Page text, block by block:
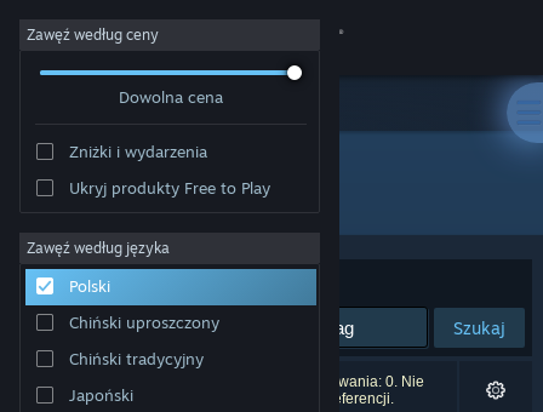
Zaloguj się
Społeczność
Informacje
Wsparcie
Zmień język
Zawęź według ceny
Dowolna cena
Zniżki i wydarzenia
Ukryj produkty Free to Play
Zawęź według języka
Polski
Chiński uproszczony
Chiński tradycyjny
Japoński
Producent: SenAm Games
Sortuj według:
Szukaj
Liczba wyników pasujących do twojego wyszukiwania: 0. Nie
uwzględniono 3 tytułów na podstawie twoich preferencji.